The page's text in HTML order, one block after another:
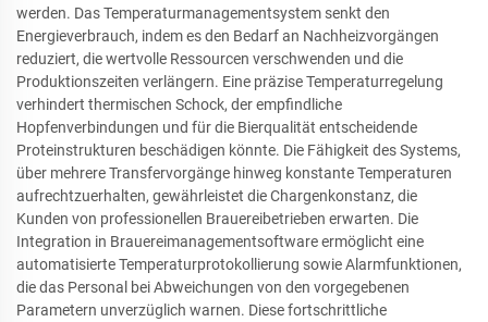
werden. Das Temperaturmanagementsystem senkt den
Energieverbrauch, indem es den Bedarf an Nachheizvorgängen
reduziert, die wertvolle Ressourcen verschwenden und die
Produktionszeiten verlängern. Eine präzise Temperaturregelung
verhindert thermischen Schock, der empfindliche
Hopfenverbindungen und für die Bierqualität entscheidende
Proteinstrukturen beschädigen könnte. Die Fähigkeit des Systems,
über mehrere Transfervorgänge hinweg konstante Temperaturen
aufrechtzuerhalten, gewährleistet die Chargenkonstanz, die
Kunden von professionellen Brauereibetrieben erwarten. Die
Integration in Brauereimanagementsoftware ermöglicht eine
automatisierte Temperaturprotokollierung sowie Alarmfunktionen,
die das Personal bei Abweichungen von den vorgegebenen
Parametern unverzüglich warnen. Diese fortschrittliche